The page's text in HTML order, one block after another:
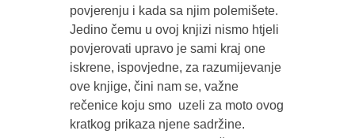
povjerenju i kada sa njim polemišete.
Jedino čemu u ovoj knjizi nismo htjeli
povjerovati upravo je sami kraj one
iskrene, ispovjedne, za razumijevanje
ove knjige, čini nam se, važne
rečenice koju smo uzeli za moto ovog
kratkog prikaza njene sadržine.